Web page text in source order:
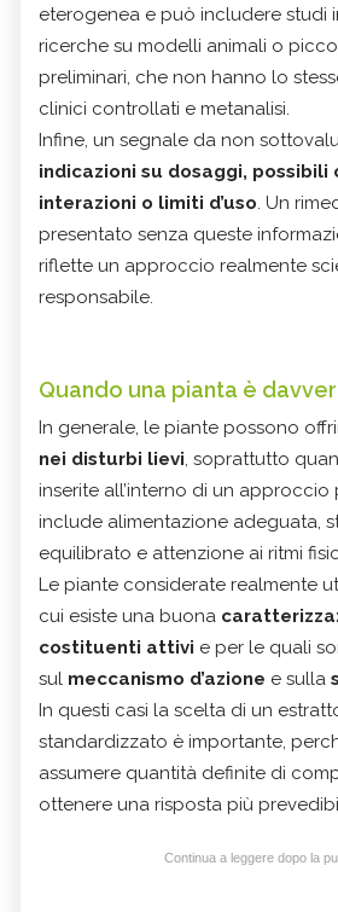
eterogenea e può includere studi
ricerche su modelli animali o
preliminari, che non hanno lo
clinici controllati e metanalisi.
Infine, un segnale da non
indicazioni su dosaggi, possibili
interazioni o limiti d’uso. Un
presentato senza queste
riflette un approccio realmente
responsabile.
Quando una pianta è
In generale, le piante possono
nei disturbi lievi, soprattutto
inserite all’interno di un
include alimentazione adeguata,
equilibrato e attenzione ai ritmi
Le piante considerate realmente
cui esiste una buona
costituenti attivi e per le quali
sul meccanismo d’azione e sulla
In questi casi la scelta di un
standardizzato è importante,
assumere quantità definite di
ottenere una risposta più
Continua a leggere dopo la